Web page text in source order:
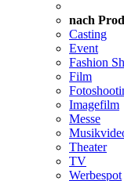
nach
Casting
Event
Fashion
Film
Imagefilm
Messe
Theater
TV
Werbespot